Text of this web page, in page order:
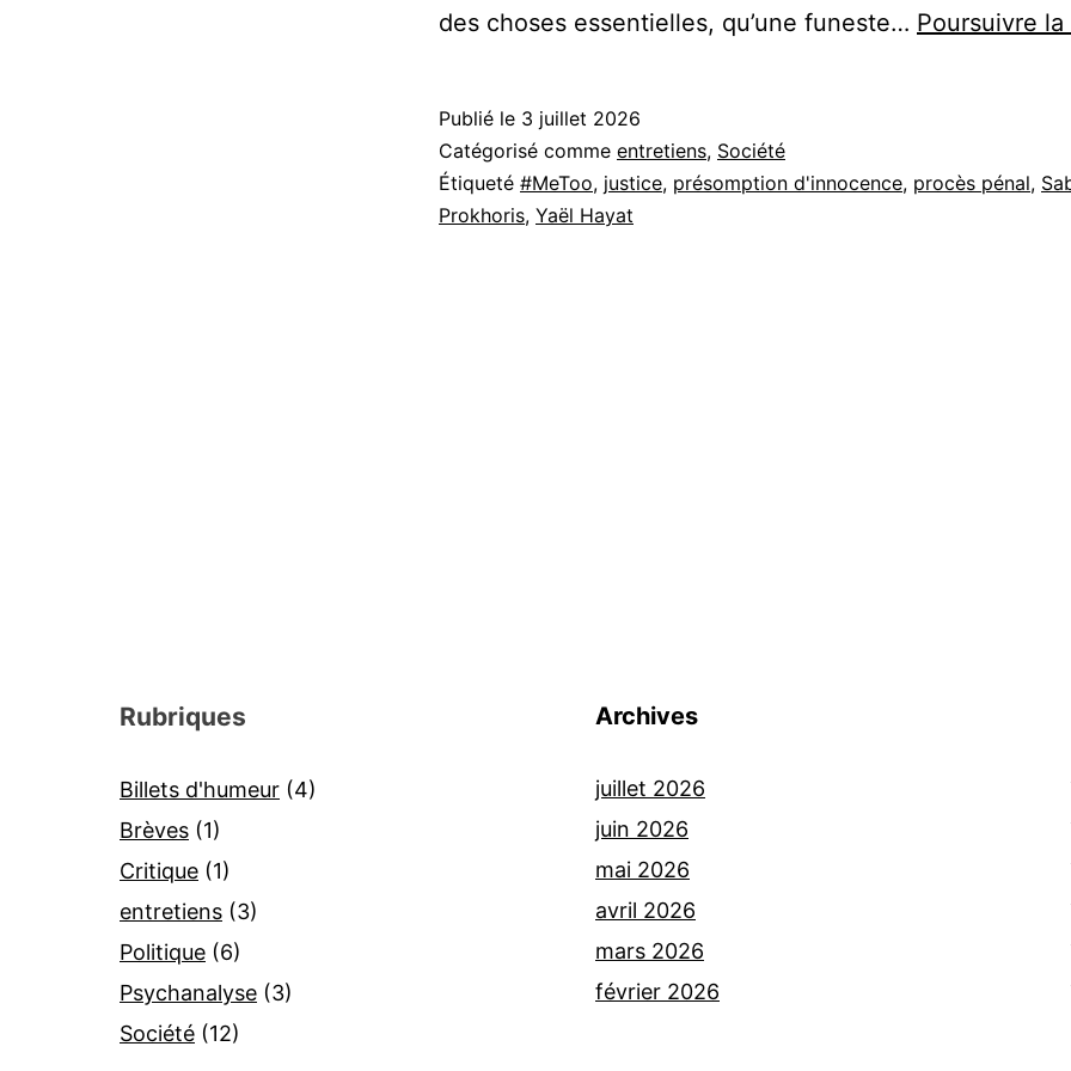
des choses essentielles, qu’une funeste… Poursuivre
Publié le 3 juillet 2026
Catégorisé comme entretiens, Société
Étiqueté #MeToo, justice, présomption d'innocence, procès pénal,
Prokhoris, Yaël Hayat
Rubriques
Billets d'humeur (4)
Brèves (1)
Critique (1)
entretiens (3)
Politique (6)
Psychanalyse (3)
Société (12)
Archives
juillet 2026
juin 2026
mai 2026
avril 2026
mars 2026
février 2026